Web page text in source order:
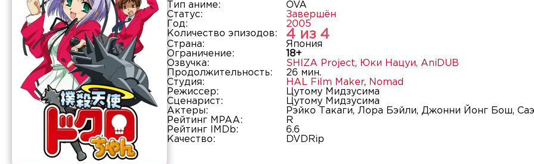
Тип аниме:
OVA
Статус:
Завершён
Год:
2005
Количество эпизодов:
4 из 4
Страна:
Япония
Ограничение:
18+
Озвучка:
SHIZA Project, Юки Нацуи, AniDUB
Продолжительность:
26 мин.
Студия:
HAL Film Maker, Nomad
Режиссер:
Цутому Мидзусима
Сценарист:
Цутому Мидзусима
Актеры:
Рэйко Такаги, Лора Бэйли, Джонни Йонг Бош,
Рейтинг MPAA:
R
Рейтинг IMDb:
6.6
Качество:
DVDRip